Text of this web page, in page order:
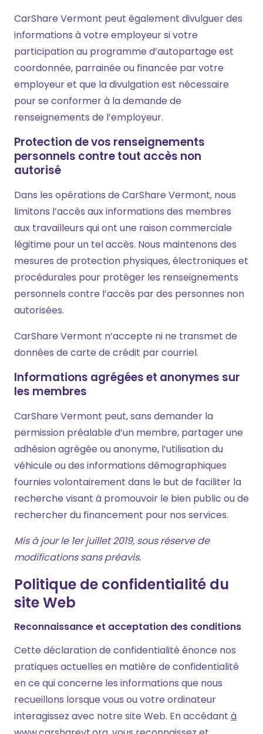
CarShare Vermont peut également divulguer des
informations à votre employeur si votre
participation au programme d’autopartage est
coordonnée, parrainée ou financée par votre
employeur et que la divulgation est nécessaire
pour se conformer à la demande de
renseignements de l’employeur.
Protection de vos renseignements
personnels contre tout accès non
autorisé
Dans les opérations de CarShare Vermont, nous
limitons l’accès aux informations des membres
aux travailleurs qui ont une raison commerciale
légitime pour un tel accès. Nous maintenons des
mesures de protection physiques, électroniques et
procédurales pour protéger les renseignements
personnels contre l’accès par des personnes non
autorisées.
CarShare Vermont n’accepte ni ne transmet de
données de carte de crédit par courriel.
Informations agrégées et anonymes sur
les membres
CarShare Vermont peut, sans demander la
permission préalable d’un membre, partager une
adhésion agrégée ou anonyme, l’utilisation du
véhicule ou des informations démographiques
fournies volontairement dans le but de faciliter la
recherche visant à promouvoir le bien public ou de
rechercher du financement pour nos services.
Mis à jour le 1er juillet 2019, sous réserve de
modifications sans préavis.
Politique de confidentialité du
site Web
Reconnaissance et acceptation des conditions
Cette déclaration de confidentialité énonce nos
pratiques actuelles en matière de confidentialité
en ce qui concerne les informations que nous
recueillons lorsque vous ou votre ordinateur
interagissez avec notre site Web. En accédant à